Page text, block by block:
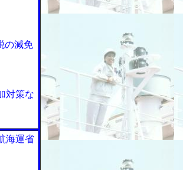
の減免
対策な
海運省